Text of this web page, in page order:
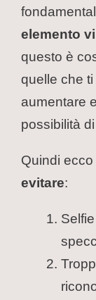
elemento
questo è
quelle che
aumentare
possibilità
Quindi
evitare: